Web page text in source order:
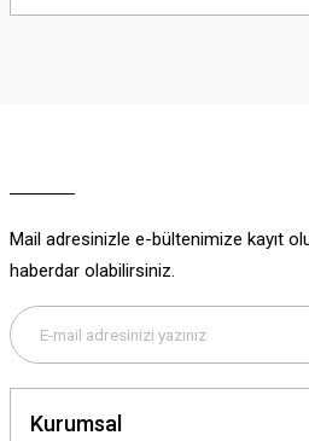
yetersiz gördüğünüz noktaları öneri
Bu ürüne benzer farklı alternatifler
Mail adresinizle e-bültenimize kayıt
haberdar olabilirsiniz.
Kurumsal